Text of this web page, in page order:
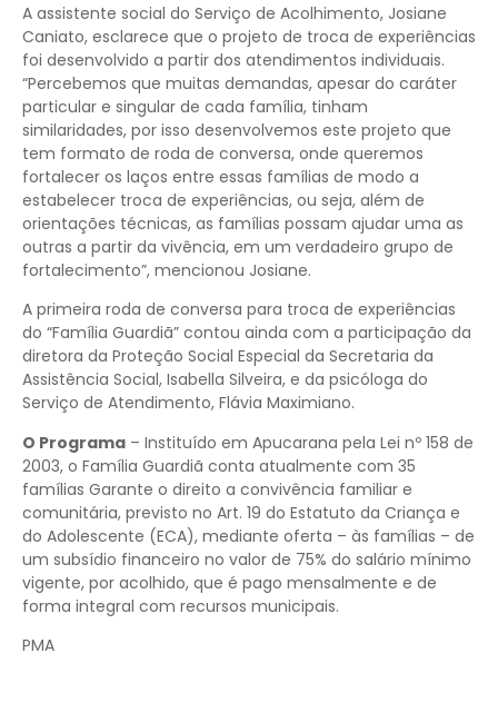
A assistente social do Serviço de Acolhimento, Josiane
Caniato, esclarece que o projeto de troca de experiências
foi desenvolvido a partir dos atendimentos individuais.
“Percebemos que muitas demandas, apesar do caráter
particular e singular de cada família, tinham
similaridades, por isso desenvolvemos este projeto que
tem formato de roda de conversa, onde queremos
fortalecer os laços entre essas famílias de modo a
estabelecer troca de experiências, ou seja, além de
orientações técnicas, as famílias possam ajudar uma as
outras a partir da vivência, em um verdadeiro grupo de
fortalecimento”, mencionou Josiane.
A primeira roda de conversa para troca de experiências
do “Família Guardiã” contou ainda com a participação da
diretora da Proteção Social Especial da Secretaria da
Assistência Social, Isabella Silveira, e da psicóloga do
Serviço de Atendimento, Flávia Maximiano.
O Programa – Instituído em Apucarana pela Lei nº 158 de
2003, o Família Guardiã conta atualmente com 35
famílias Garante o direito a convivência familiar e
comunitária, previsto no Art. 19 do Estatuto da Criança e
do Adolescente (ECA), mediante oferta – às famílias – de
um subsídio financeiro no valor de 75% do salário mínimo
vigente, por acolhido, que é pago mensalmente e de
forma integral com recursos municipais.
PMA